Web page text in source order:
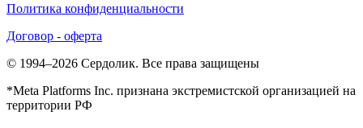
Политика конфиденциальности
Договор - оферта
© 1994–2026 Сердолик. Все права защищены
*Meta Platforms Inc. признана экстремистской организацией на
территории РФ